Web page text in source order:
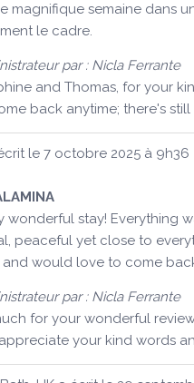
magnifique semaine dans
le cadre.
par : Nicla Ferrante
and Thomas, for your
back anytime; there's
le 7 octobre 2025 à 9h36
wonderful stay! Everything
peaceful yet close to
would love to come
par : Nicla Ferrante
for your wonderful
your kind words